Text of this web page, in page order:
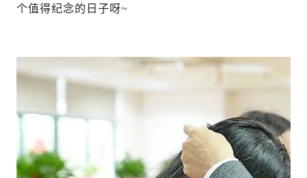
个值得纪念的日子呀~